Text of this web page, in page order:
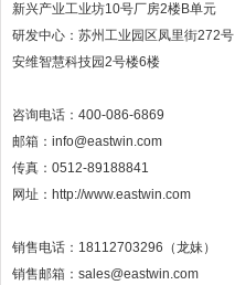
新兴产业工业坊10号厂房2楼B单元
研发中心：苏州工业园区凤里街272号
安维智慧科技园2号楼6楼
咨询电话：400-086-6869
邮箱：info@eastwin.com
传真：0512-89188841
网址：http://www.eastwin.com
销售电话：18112703296（龙妹）
销售邮箱：sales@eastwin.com